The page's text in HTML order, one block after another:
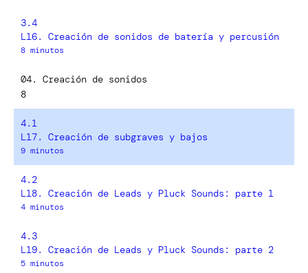
3.4
L16. Creación de sonidos de batería y percusión
8 minutos
04. Creación de sonidos
8
4.1
L17. Creación de subgraves y bajos
9 minutos
4.2
L18. Creación de Leads y Pluck Sounds: parte 1
4 minutos
4.3
L19. Creación de Leads y Pluck Sounds: parte 2
5 minutos